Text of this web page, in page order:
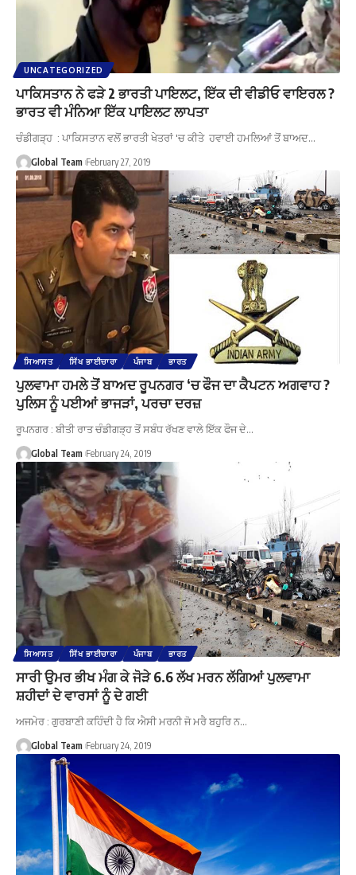
UNCATEGORIZED
ਪਾਕਿਸਤਾਨ ਨੇ ਫੜੇ 2 ਭਾਰਤੀ ਪਾਇਲਟ, ਇੱਕ ਦੀ ਵੀਡੀਓ ਵਾਇਰਲ ?
ਭਾਰਤ ਵੀ ਮੰਨਿਆ ਇੱਕ ਪਾਇਲਟ ਲਾਪਤਾ
ਚੰਡੀਗੜ੍ਹ : ਪਾਕਿਸਤਾਨ ਵਲੋਂ ਭਾਰਤੀ ਖੇਤਰਾਂ 'ਚ ਕੀਤੇ ਹਵਾਈ ਹਮਲਿਆਂ ਤੋਂ ਬਾਅਦ…
Global Team February 27, 2019
ਸਿਆਸਤ ਸਿੱਖ ਭਾਈਚਾਰਾ ਪੰਜਾਬ ਭਾਰਤ
ਪੁਲਵਾਮਾ ਹਮਲੇ ਤੋਂ ਬਾਅਦ ਰੂਪਨਗਰ ‘ਚ ਫੌਜ ਦਾ ਕੈਪਟਨ ਅਗਵਾਹ ?
ਪੁਲਿਸ ਨੂੰ ਪਈਆਂ ਭਾਜੜਾਂ, ਪਰਚਾ ਦਰਜ਼
ਰੂਪਨਗਰ : ਬੀਤੀ ਰਾਤ ਚੰਡੀਗੜ੍ਹ ਤੋਂ ਸਬੰਧ ਰੱਖਣ ਵਾਲੇ ਇੱਕ ਫੌਜ ਦੇ…
Global Team February 24, 2019
ਸਿਆਸਤ ਸਿੱਖ ਭਾਈਚਾਰਾ ਪੰਜਾਬ ਭਾਰਤ
ਸਾਰੀ ਉਮਰ ਭੀਖ ਮੰਗ ਕੇ ਜੋੜੇ 6.6 ਲੱਖ ਮਰਨ ਲੱਗਿਆਂ ਪੁਲਵਾਮਾ
ਸ਼ਹੀਦਾਂ ਦੇ ਵਾਰਸਾਂ ਨੂੰ ਦੇ ਗਈ
ਅਜਮੇਰ : ਗੁਰਬਾਣੀ ਕਹਿੰਦੀ ਹੈ ਕਿ ਐਸੀ ਮਰਨੀ ਜੋ ਮਰੈ ਬਹੁਰਿ ਨ…
Global Team February 24, 2019